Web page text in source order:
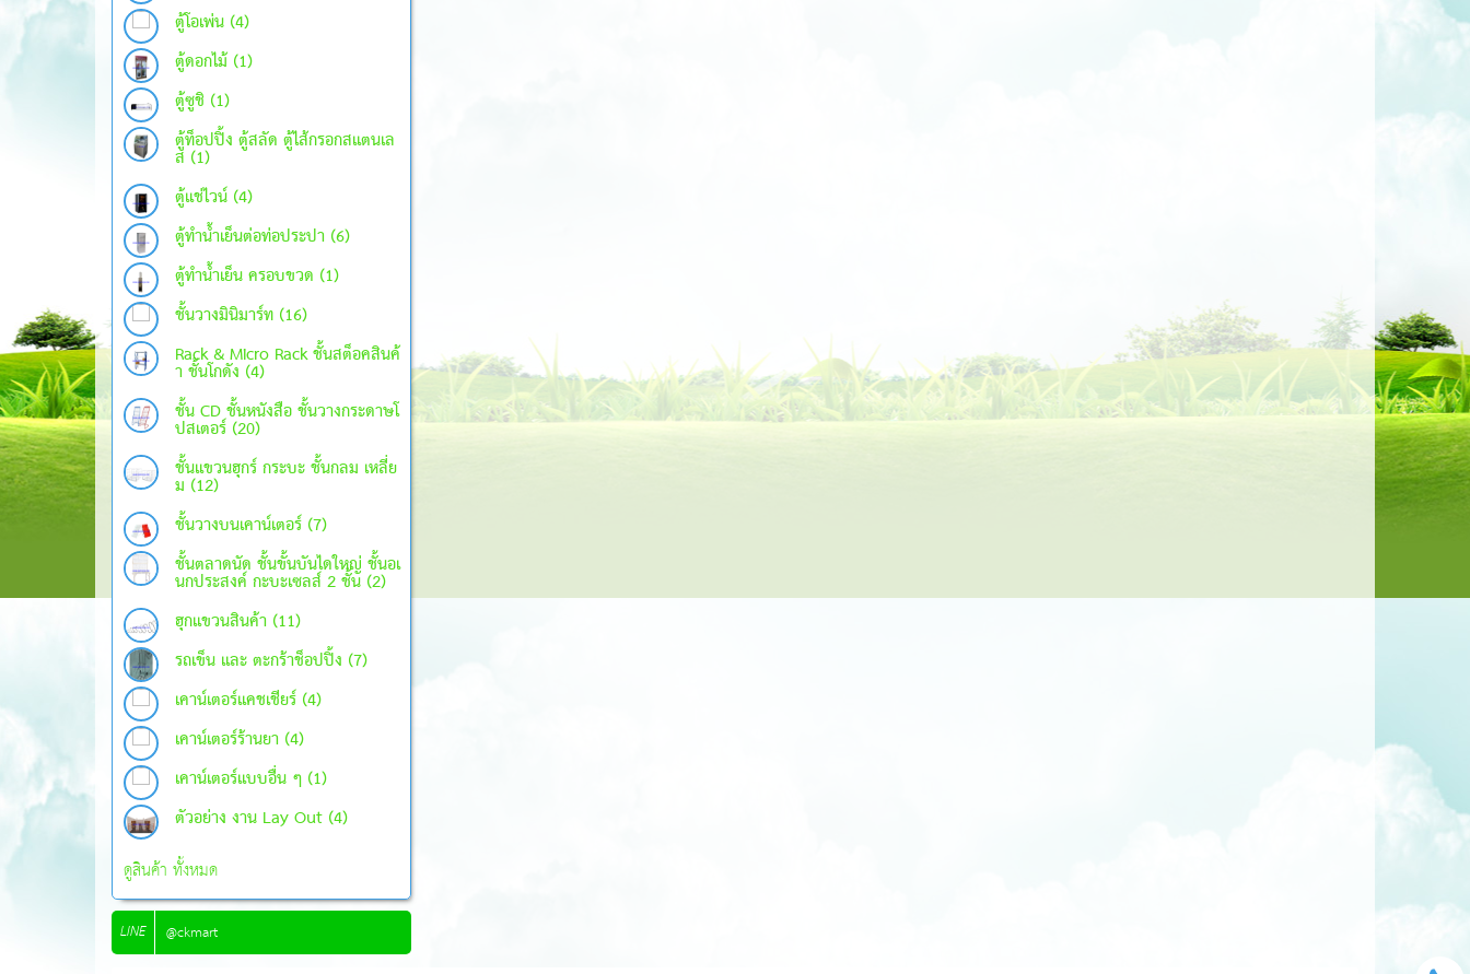
ตู้โอเพ่น (4)
ตู้ดอกไม้ (1)
ตู้ซูชิ (1)
ตู้ท็อปปิ้ง ตู้สลัด ตู้ไส้กรอกสแตนเล
ส (1)
ตู้แช่ไวน์ (4)
ตู้ทำน้ำเย็นต่อท่อประปา (6)
ตู้ทำน้ำเย็น ครอบขวด (1)
ชั้นวางมินิมาร์ท (16)
Rack & Micro Rack ชั้นสต็อคสินค้
า ชั้นโกดัง (4)
ชั้น CD ชั้นหนังสือ ชั้นวางกระดาษโ
ปสเตอร์ (20)
ชั้นแขวนฮุกร์ กระบะ ชั้นกลม เหลี่ย
ม (12)
ชั้นวางบนเคาน์เตอร์ (7)
ชั้นตลาดนัด ชั้นขั้นบันไดใหญ่ ชั้นอเ
นกประสงค์ กะบะเซลส์ 2 ชั้น (2)
ฮุกแขวนสินค้า (11)
รถเข็น และ ตะกร้าช็อปปิ้ง (7)
เคาน์เตอร์แคชเชียร์ (4)
เคาน์เตอร์ร้านยา (4)
เคาน์เตอร์แบบอื่น ๆ (1)
ตัวอย่าง งาน Lay Out (4)
ดูสินค้า ทั้งหมด
LINE @ckmart